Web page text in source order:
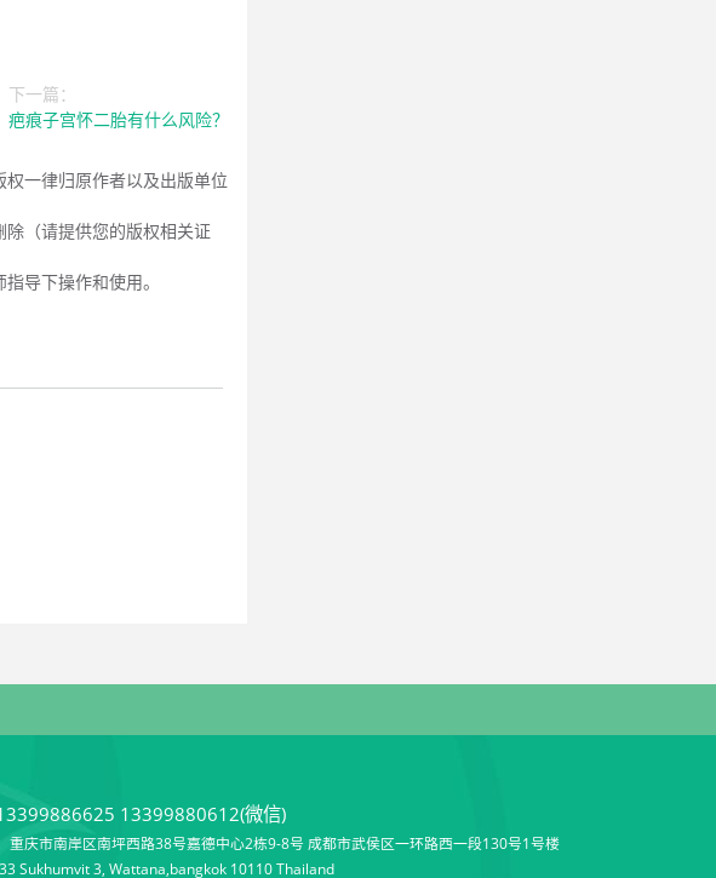
下一篇：
疤痕子宫怀二胎有什么风险？
一律归原作者以及出版单位
（请提供您的版权相关证
导下操作和使用。
13399880612(微信)
重庆市南岸区南坪西路38号嘉德中心2栋9-8号 成都市武侯区一环路西一段130号1号楼
Sukhumvit 3, Wattana,bangkok 10110 Thailand